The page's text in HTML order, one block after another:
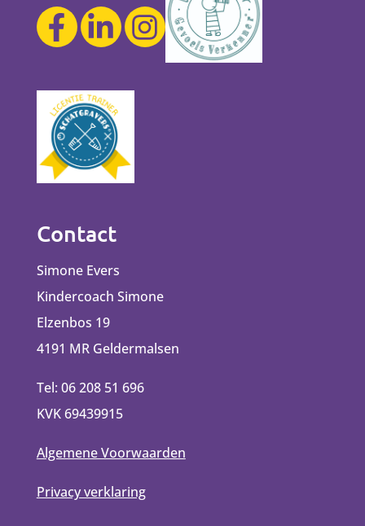
Contact
Simone Evers
Kindercoach Simone
Elzenbos 19
4191 MR Geldermalsen
Tel: 06 208 51 696
KVK 69439915
Algemene Voorwaarden
Privacy verklaring